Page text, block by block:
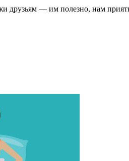
друзьям — им полезно, нам